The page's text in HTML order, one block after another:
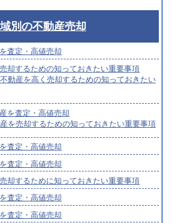
別の不動産売却
査定・高値売却
却するための知っておきたい重要事項
不動産を高く売却するための知っておきたい
を査定・高値売却
産を売却するための知っておきたい重要事項
査定・高値売却
査定・高値売却
却するために知っておきたい重要事項
査定・高値売却
査定・高値売却